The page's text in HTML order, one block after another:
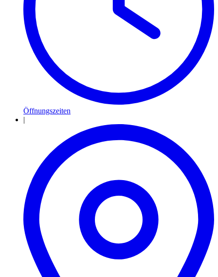
Öffnungszeiten
|